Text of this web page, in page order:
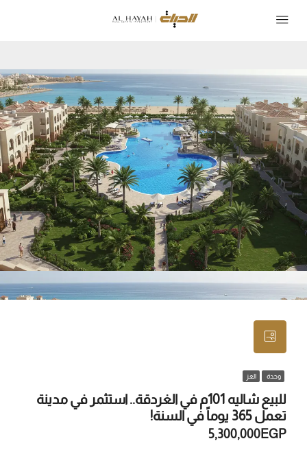
وحدة العز
للبيع شاليه 101م في الغردقة.. استثمر في مدينة
تعمل 365 يوماً في السنة!
5,300,000EGP